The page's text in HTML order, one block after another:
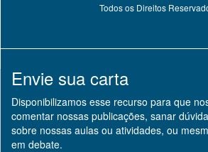
Todos os Direitos
Envie sua carta
Disponibilizamos esse recurso para que
comentar nossas publicações, sanar
sobre nossas aulas ou atividades, ou
em debate.